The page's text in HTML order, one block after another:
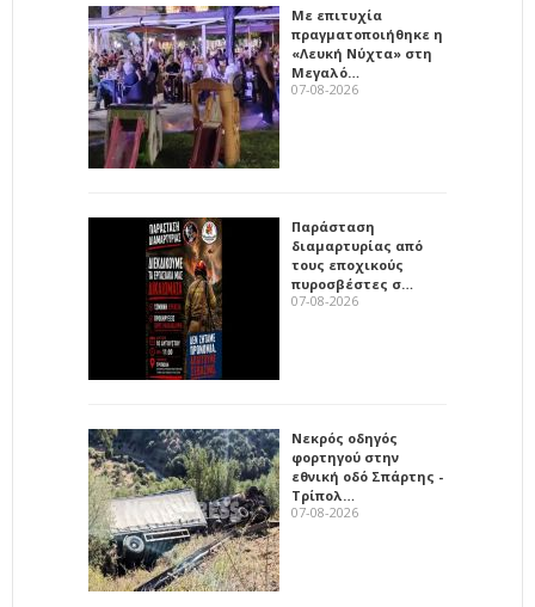
Με επιτυχία
πραγματοποιήθηκε η
«Λευκή Νύχτα» στη
Μεγαλό…
07-08-2026
Παράσταση
διαμαρτυρίας από
τους εποχικούς
πυροσβέστες σ…
07-08-2026
Νεκρός οδηγός
φορτηγού στην
εθνική οδό Σπάρτης -
Τρίπολ…
07-08-2026